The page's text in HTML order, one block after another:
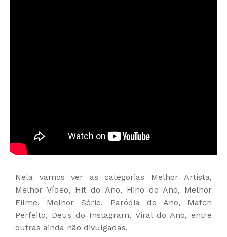
Nela vamos ver as categorias Melhor Artista,
Melhor Vídeo, Hit do Ano, Hino do Ano, Melhor
Filme, Melhor Série, Paródia do Ano, Match
Perfeito, Deus do Instagram, Viral do Ano, entre
outras ainda não divulgadas.